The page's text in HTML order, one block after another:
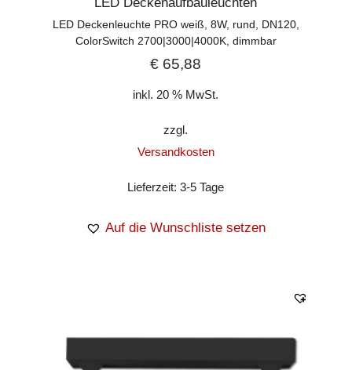
LED Deckenleuchte PRO weiß, 8W, rund, DN120,
ColorSwitch 2700|3000|4000K, dimmbar
€ 65,88
inkl. 20 % MwSt.
zzgl.
Versandkosten
Lieferzeit:3-5 Tage
Auf die Wunschliste setzen